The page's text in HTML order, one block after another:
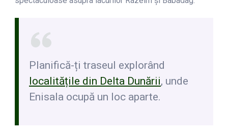
Planifică-ți traseul explorând
localitățile din Delta Dunării, unde
Enisala ocupă un loc aparte.